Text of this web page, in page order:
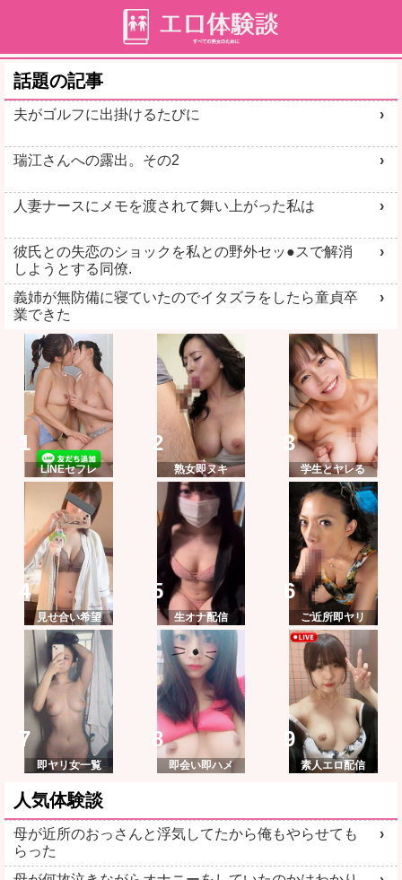
話題の記事
夫がゴルフに出掛けるたびに
瑞江さんへの露出。その2
人妻ナースにメモを渡されて舞い上がった私は
彼氏との失恋のショックを私との野外セッ●スで解消
しようとする同僚.
義姉が無防備に寝ていたのでイタズラをしたら童貞卒
業できた
LINEセフレ 熟女即ヌキ 学生とヤレる
見せ合い希望 生オナ配信 ご近所即ヤリ
即ヤリ女一覧 即会い即ハメ 素人エロ配信
人気体験談
母が近所のおっさんと浮気してたから俺もやらせても
らった